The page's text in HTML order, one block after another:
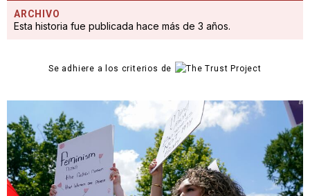
ARCHIVO
Esta historia fue publicada hace más de 3 años.
Se adhiere a los criterios de